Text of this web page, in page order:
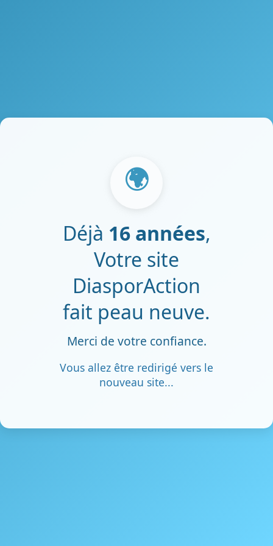
🌍
Déjà 16 années,
Votre site
DiasporAction
fait peau neuve.
Merci de votre confiance.
Vous allez être redirigé vers le
nouveau site...